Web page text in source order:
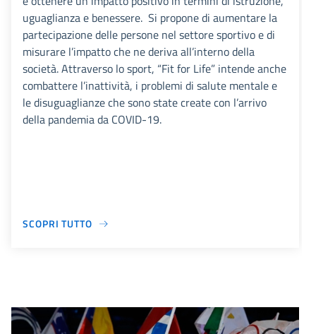
uguaglianza e benessere. Si propone di aumentare la
partecipazione delle persone nel settore sportivo e di
misurare l’impatto che ne deriva all’interno della
società. Attraverso lo sport, “Fit for Life” intende anche
combattere l’inattività, i problemi di salute mentale e
le disuguaglianze che sono state create con l’arrivo
della pandemia da COVID-19.
SCOPRI TUTTO